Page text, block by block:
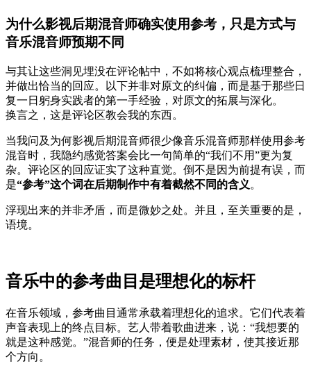
为什么影视后期混音师确实使用参考，只是方式与
音乐混音师预期不同
与其让这些洞见埋没在评论帖中，不如将核心观点梳理整合，
并做出恰当的回应。以下并非对原文的纠偏，而是基于那些日
复一日躬身实践者的第一手经验，对原文的拓展与深化。
换言之，这是评论区教会我的东西。
当我问及为何影视后期混音师很少像音乐混音师那样使用参考
混音时，我隐约感觉答案会比一句简单的“我们不用”更为复
杂。评论区的回应证实了这种直觉。倒不是因为前提有误，而
是“参考”这个词在后期制作中有着截然不同的含义 。
浮现出来的并非矛盾，而是微妙之处。并且，至关重要的是，
语境。
音乐中的参考曲目是理想化的标杆
在音乐领域，参考曲目通常承载着理想化的追求。它们代表着
声音表现上的终点目标。艺人带着歌曲进来，说：“我想要的
就是这种感觉。”混音师的任务，便是处理素材，使其接近那
个方向。